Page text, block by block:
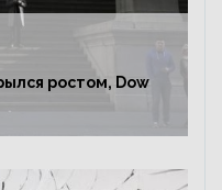
ростом, Dow